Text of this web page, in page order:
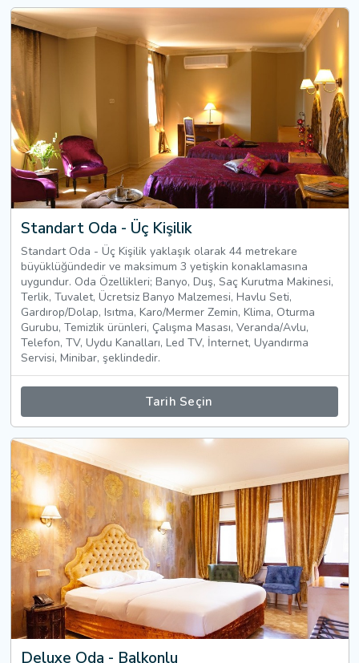
Standart Oda - Üç Kişilik
Standart Oda - Üç Kişilik yaklaşık olarak 44 metrekare
büyüklüğündedir ve maksimum 3 yetişkin konaklamasına
uygundur. Oda Özellikleri; Banyo, Duş, Saç Kurutma Makinesi,
Terlik, Tuvalet, Ücretsiz Banyo Malzemesi, Havlu Seti,
Gardırop/Dolap, Isıtma, Karo/Mermer Zemin, Klima, Oturma
Gurubu, Temizlik ürünleri, Çalışma Masası, Veranda/Avlu,
Telefon, TV, Uydu Kanalları, Led TV, İnternet, Uyandırma
Servisi, Minibar, şeklindedir.
Tarih Seçin
Deluxe Oda - Balkonlu